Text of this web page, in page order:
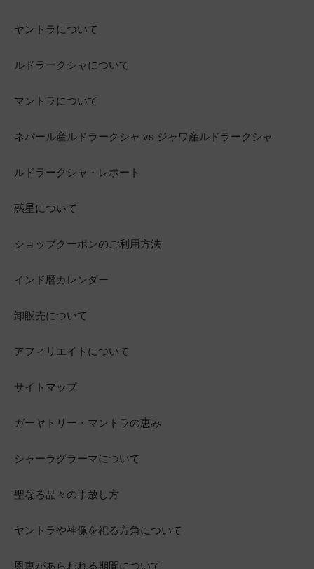
ヤントラについて
ルドラークシャについて
マントラについて
ネパール産ルドラークシャ vs ジャワ産ルドラークシャ
ルドラークシャ・レポート
惑星について
ショップクーポンのご利用方法
インド暦カレンダー
卸販売について
アフィリエイトについて
サイトマップ
ガーヤトリー・マントラの恵み
シャーラグラーマについて
聖なる品々の手放し方
ヤントラや神像を祀る方角について
恩恵があらわれる期間について